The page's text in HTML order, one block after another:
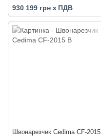
930 199 грн з ПДВ
Швонарезчик Cedima CF-2015